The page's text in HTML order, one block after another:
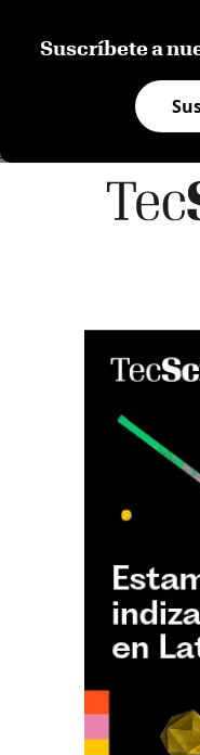
Suscríbete a